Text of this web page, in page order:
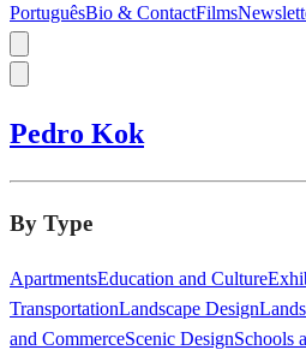
PortuguêsBio & ContactFilms
Pedro Kok
By Type
ApartmentsEducation and Culture
TransportationLandscape Design
and CommerceScenic DesignSchools